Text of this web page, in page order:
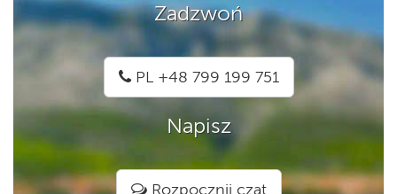
Zadzwoń
PL +48 799 199 751
Napisz
Rozpocznij czat